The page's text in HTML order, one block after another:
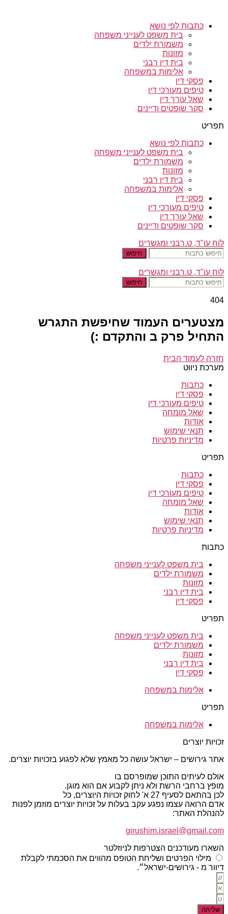
כתבות לפי נושא
בית משפט לענייני משפחה
משמורת ילדים
מזונות
בית דין רבני
אלימות במשפחה
פסקי דין
טיפים מעורכי דין
שאל עורך דין
סקר שופטים ודיינים
תפריט
כתבות לפי נושא
בית משפט לענייני משפחה
משמורת ילדים
מזונות
בית דין רבני
אלימות במשפחה
פסקי דין
טיפים מעורכי דין
שאל עורך דין
סקר שופטים ודיינים
לוח עו"ד, ט.רבני ומגשרים
חיפוש
לוח עו"ד, ט.רבני ומגשרים
חיפוש
404
מצטערים העמוד שחיפשת התגרש
התחיל פרק ב והתקדם :)
חזרה לעמוד הבית
מערכת ניווט
כתבות
פסקי דין
טיפים מעורכי דין
שאל מומחה
אודות
תנאי שימוש
מדיניות פרטיות
תפריט
כתבות
פסקי דין
טיפים מעורכי דין
שאל מומחה
אודות
תנאי שימוש
מדיניות פרטיות
כתבות
בית משפט לענייני משפחה
משמורת ילדים
מזונות
בית דין רבני
פסקי דין
תפריט
בית משפט לענייני משפחה
משמורת ילדים
מזונות
בית דין רבני
פסקי דין
אלימות במשפחה
תפריט
אלימות במשפחה
זכויות יוצרים
אתר גירושים – ישראל עושה כל מאמץ שלא לפגוע בזכויות יוצרים.
אולם לעיתים התוכן שמופרסם בו
מופץ ברחבי הרשת ולא ניתן לקבוע אם הוא מוגן.
לכן בהתאם לסעיף 27 א' לחוק זכויות היוצרים, כל
אדם הרואה עצמו נפגע עקב בעלות על זכויות יוצרים מוזמן לפנות
להנהלת האתר:
girushim.israel@gmail.com
השארו מעודכנים הצטרפות לניוזלטר
מילוי הפרטים ושליחת הטופס מהווים את הסכמתי לקבלת
דיוור מ - גירושים-ישראל״.
שליחה